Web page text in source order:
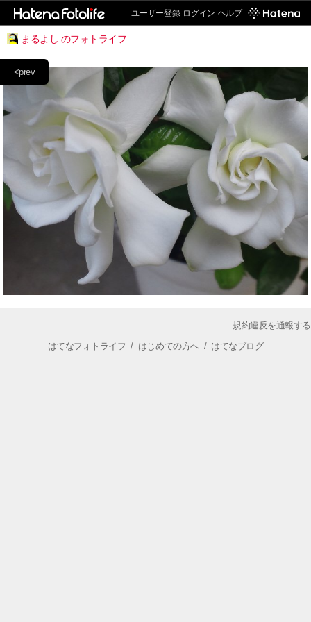
ユーザー登録 ログイン ヘルプ
まるよし のフォトライフ
<prev
規約違反を通報する
はてなフォトライフ / はじめての方へ/ はてなブログ